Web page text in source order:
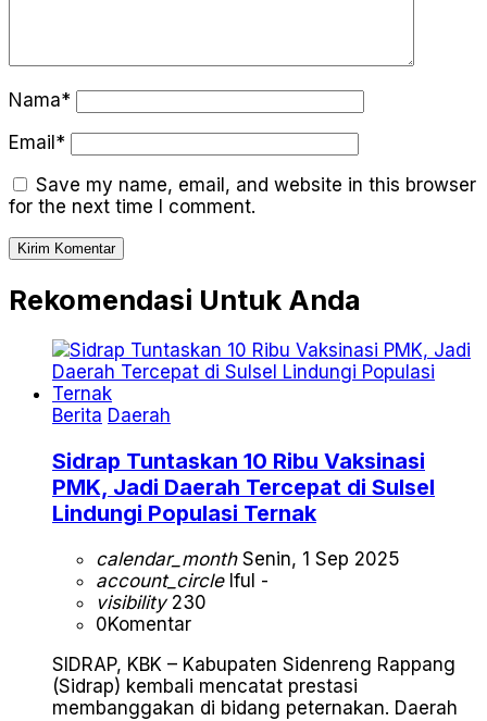
Nama*
Email*
Save my name, email, and website in this browser
for the next time I comment.
Rekomendasi Untuk Anda
Berita Daerah
Sidrap Tuntaskan 10 Ribu Vaksinasi
PMK, Jadi Daerah Tercepat di Sulsel
Lindungi Populasi Ternak
calendar_monthSenin, 1 Sep 2025
account_circleIful -
visibility230
0Komentar
SIDRAP, KBK – Kabupaten Sidenreng Rappang
(Sidrap) kembali mencatat prestasi
membanggakan di bidang peternakan. Daerah